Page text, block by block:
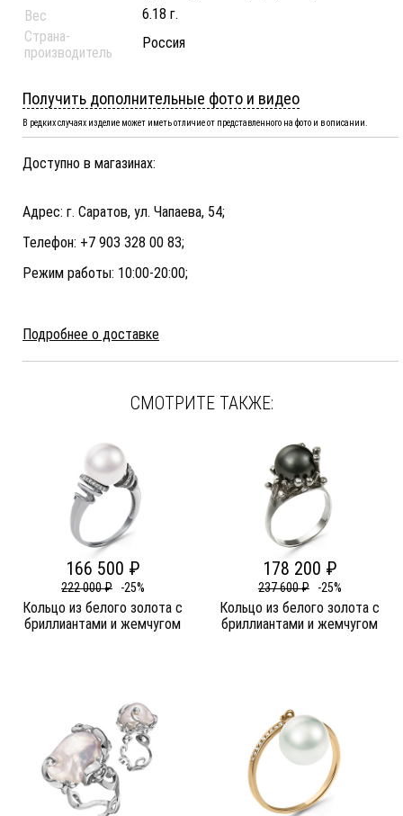
Вес
6.18 г.
Страна-
производитель
Россия
Получить дополнительные фото и видео
В редких случаях изделие может иметь отличие от представленного на фото и в описании.
Доступно в магазинах:
Адрес: г. Саратов, ул. Чапаева, 54;
Телефон: +7 903 328 00 83;
Режим работы: 10:00-20:00;
Подробнее о доставке
СМОТРИТЕ ТАКЖЕ:
166 500 ₽
222 000 ₽ -25%
Кольцо из белого золота c
бриллиантами и жемчугом
178 200 ₽
237 600 ₽ -25%
Кольцо из белого золота c
бриллиантами и жемчугом